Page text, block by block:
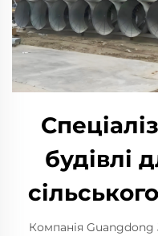
будівлі
Компанія